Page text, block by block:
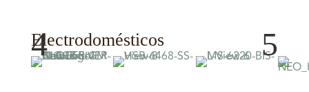
Electrodomésticos
4 5